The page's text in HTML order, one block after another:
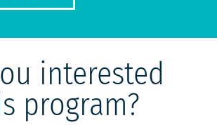
interested
program?